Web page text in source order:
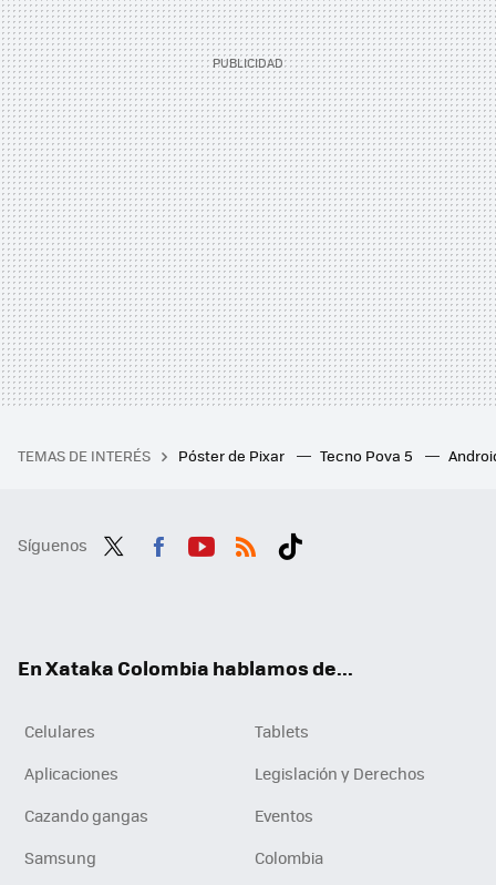
TEMAS DE INTERÉS Póster de Pixar Tecno Pova 5
Síguenos
En Xataka Colombia hablamos de...
Celulares
Tablets
Aplicaciones
Legislación y Derechos
Cazando gangas
Eventos
Samsung
Colombia